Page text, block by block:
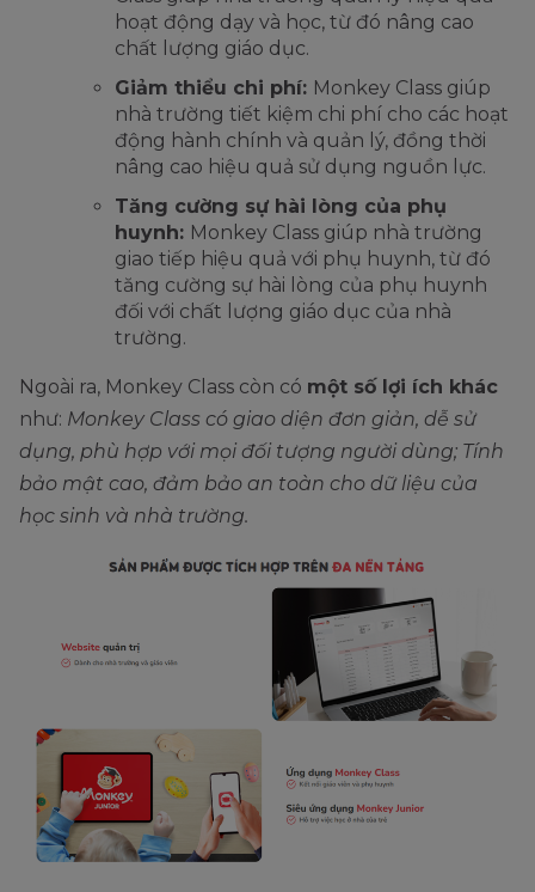
hoạt động dạy và học, từ đó nâng cao
chất lượng giáo dục.
Giảm thiểu chi phí: Monkey Class giúp
nhà trường tiết kiệm chi phí cho các hoạt
động hành chính và quản lý, đồng thời
nâng cao hiệu quả sử dụng nguồn lực.
Tăng cường sự hài lòng của phụ
huynh: Monkey Class giúp nhà trường
giao tiếp hiệu quả với phụ huynh, từ đó
tăng cường sự hài lòng của phụ huynh
đối với chất lượng giáo dục của nhà
trường.
Ngoài ra, Monkey Class còn có một số lợi ích khác
như: Monkey Class có giao diện đơn giản, dễ sử
dụng, phù hợp với mọi đối tượng người dùng; Tính
bảo mật cao, đảm bảo an toàn cho dữ liệu của
học sinh và nhà trường.